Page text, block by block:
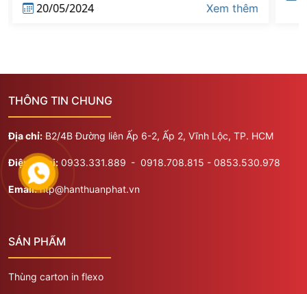
20/05/2024 Xem thêm
THÔNG TIN CHUNG
Địa chỉ: B2/4B Đường liên Ấp 6-2, Ấp 2, Vĩnh Lộc, TP. HCM
Điện thoại: 0933.331.889 ​​​- 0918.708.815 - 0853.530.978
Email:htp@hanthuanphat.vn
SẢN PHẨM
Thùng carton in flexo